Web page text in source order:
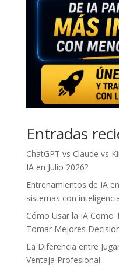
Entradas
ChatGPT vs Claude vs
IA en Julio 2026?
Entrenamientos de IA
sistemas con
Cómo Usar la IA Como
Tomar Mejores
La Diferencia entre
Ventaja Profesional